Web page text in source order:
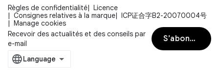
Règles de confidentialité
Licence
Consignes relatives à la marque
ICP证合字B2-20070004号
Manage cookies
Recevoir des actualités et des conseils par
e-mail
S’abonner